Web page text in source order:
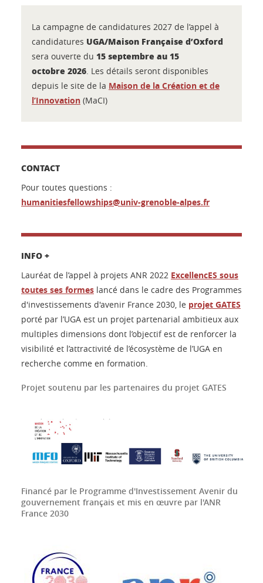
La campagne de candidatures 2027 de l’appel à
candidatures UGA/Maison Française d’Oxford
sera ouverte du 15 septembre au 15
octobre 2026 . Les détails seront disponibles
depuis le site de la Maison de la Création et de
l’Innovation (MaCI)
CONTACT
Pour toutes questions :
humanitiesfellowships@univ-grenoble-alpes.fr
INFO +
Lauréat de l’appel à projets ANR 2022 ExcellencES sous
toutes ses formes lancé dans le cadre des Programmes
d'investissements d'avenir France 2030, le projet GATES
porté par l’UGA est un projet partenarial ambitieux aux
multiples dimensions dont l’objectif est de renforcer la
visibilité et l’attractivité de l’écosystème de l’UGA en
recherche comme en formation.
Projet soutenu par les partenaires du projet GATES
Financé par le Programme d'Investissement Avenir du
gouvernement français et mis en œuvre par l'ANR
France 2030